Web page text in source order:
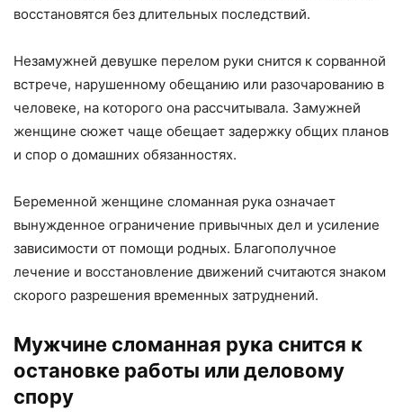
восстановятся без длительных последствий.
Незамужней девушке перелом руки снится к сорванной
встрече, нарушенному обещанию или разочарованию в
человеке, на которого она рассчитывала. Замужней
женщине сюжет чаще обещает задержку общих планов
и спор о домашних обязанностях.
Беременной женщине сломанная рука означает
вынужденное ограничение привычных дел и усиление
зависимости от помощи родных. Благополучное
лечение и восстановление движений считаются знаком
скорого разрешения временных затруднений.
Мужчине сломанная рука снится к
остановке работы или деловому
спору